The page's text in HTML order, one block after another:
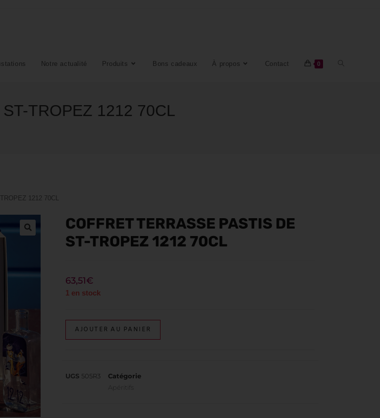
Notre actualité Produits Bons cadeaux À propos Contact 0
TROPEZ 1212 70CL
1212 70CL
COFFRET TERRASSE PASTIS DE
ST-TROPEZ 1212 70CL
63,51€
1 en stock
AJOUTER AU PANIER
UGS 505R3
Catégorie
Apéritifs